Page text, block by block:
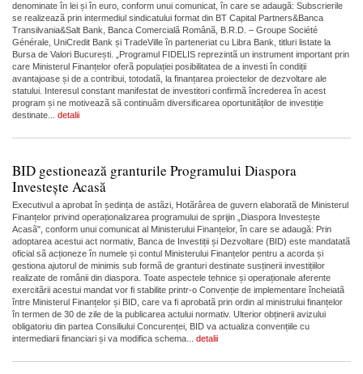
denominate în lei și în euro, conform unui comunicat, în care se adaugă: Subscrierile
se realizeazã prin intermediul sindicatului format din BT Capital Partners&Banca
Transilvania&Salt Bank, Banca Comercialã Românã, B.R.D. – Groupe Société
Générale, UniCredit Bank și TradeVille în parteneriat cu Libra Bank, titluri listate la
Bursa de Valori București. „Programul FIDELIS reprezintã un instrument important prin
care Ministerul Finanțelor oferã populației posibilitatea de a investi în condiții
avantajoase și de a contribui, totodatã, la finanțarea proiectelor de dezvoltare ale
statului. Interesul constant manifestat de investitori confirmã încrederea în acest
program și ne motiveazã sã continuãm diversificarea oportunitãților de investiție
destinate... detalii
BID gestionează granturile Programului Diaspora
Investește Acasă
​Executivul a aprobat în ședința de astãzi, Hotãrârea de guvern elaboratã de Ministerul
Finanțelor privind operaționalizarea programului de sprijin „Diaspora Investește
Acasã", conform unui comunicat al Ministerului Finanțelor, în care se adaugă: Prin
adoptarea acestui act normativ, Banca de Investiții și Dezvoltare (BID) este mandatatã
oficial sã acționeze în numele și contul Ministerului Finanțelor pentru a acorda și
gestiona ajutorul de minimis sub formã de granturi destinate susținerii investițiilor
realizate de românii din diaspora. Toate aspectele tehnice și operaționale aferente
exercitãrii acestui mandat vor fi stabilite printr-o Convenție de implementare încheiatã
între Ministerul Finanțelor și BID, care va fi aprobatã prin ordin al ministrului finanțelor
în termen de 30 de zile de la publicarea actului normativ. Ulterior obținerii avizului
obligatoriu din partea Consiliului Concurenței, BID va actualiza convențiile cu
intermediarii financiari și va modifica schema... detalii